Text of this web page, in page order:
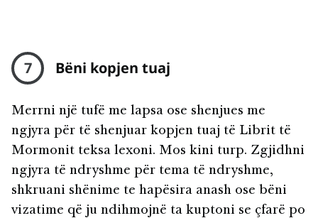
7 Bëni kopjen tuaj
Merrni një tufë me lapsa ose shenjues me
ngjyra për të shenjuar kopjen tuaj të Librit të
Mormonit teksa lexoni. Mos kini turp. Zgjidhni
ngjyra të ndryshme për tema të ndryshme,
shkruani shënime te hapësira anash ose bëni
vizatime që ju ndihmojnë ta kuptoni se çfarë po